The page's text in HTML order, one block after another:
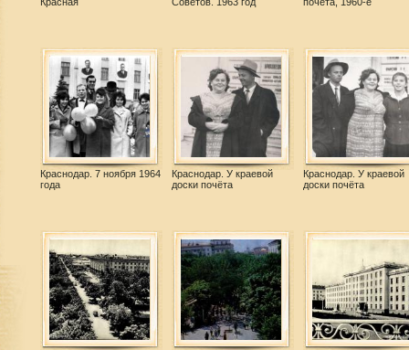
Краснодар. 7 ноября 1964
года
Краснодар. У краевой
доски почёта
Краснодар. У краевой
доски почёта